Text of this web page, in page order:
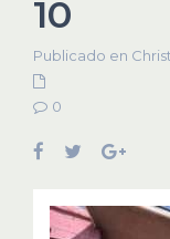
10
Publicado en
0